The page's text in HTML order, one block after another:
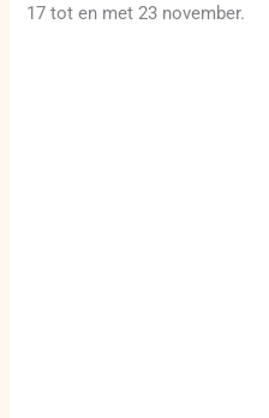
17 tot en met 23 november.